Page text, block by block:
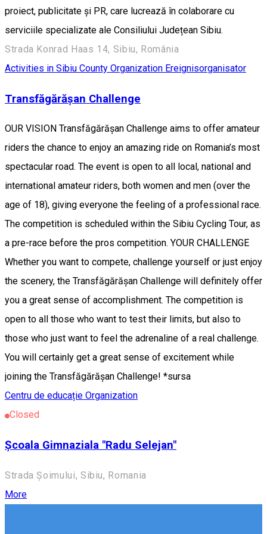
proiect, publicitate și PR, care lucrează în colaborare cu
serviciile specializate ale Consiliului Județean Sibiu.
Strada Konrad Haas 14, Sibiu, România
Activities in Sibiu County Organization Ereignisorganisator
Transfăgărășan Challenge
OUR VISION Transfăgărășan Challenge aims to offer amateur
riders the chance to enjoy an amazing ride on Romania’s most
spectacular road. The event is open to all local, national and
international amateur riders, both women and men (over the
age of 18), giving everyone the feeling of a professional race.
The competition is scheduled within the Sibiu Cycling Tour, as
a pre-race before the pros competition. YOUR CHALLENGE
Whether you want to compete, challenge yourself or just enjoy
the scenery, the Transfăgărășan Challenge will definitely offer
you a great sense of accomplishment. The competition is
open to all those who want to test their limits, but also to
those who just want to feel the adrenaline of a real challenge.
You will certainly get a great sense of excitement while
joining the Transfăgărășan Challenge! *sursa
Centru de educație Organization
Closed
Școala Gimnaziala "Radu Selejan"
Strada Șoimului, Sibiu, Romania
More